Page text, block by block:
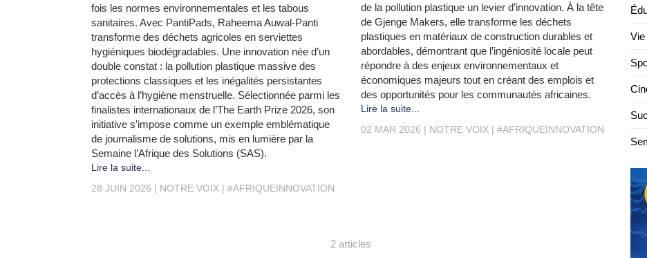
fois les normes environnementales et les tabous
sanitaires. Avec PantiPads, Raheema Auwal-Panti
transforme des déchets agricoles en serviettes
hygiéniques biodégradables. Une innovation née d’un
double constat : la pollution plastique massive des
protections classiques et les inégalités persistantes
d’accès à l’hygiène menstruelle. Sélectionnée parmi les
finalistes internationaux de l’The Earth Prize 2026, son
initiative s’impose comme un exemple emblématique
de journalisme de solutions, mis en lumière par la
Semaine l’Afrique des Solutions (SAS).
Lire la suite...
28 JUIN 2026
NOTRE VOIX #AFRIQUEINNOVATION
de la pollution plastique un levier d’innovation. À la tête
de Gjenge Makers, elle transforme les déchets
plastiques en matériaux de construction durables et
abordables, démontrant que l’ingéniosité locale peut
répondre à des enjeux environnementaux et
économiques majeurs tout en créant des emplois et
des opportunités pour les communautés africaines.
Lire la suite...
02 MAR 2026
NOTRE VOIX #AFRIQUEINNOVATION
2 articles